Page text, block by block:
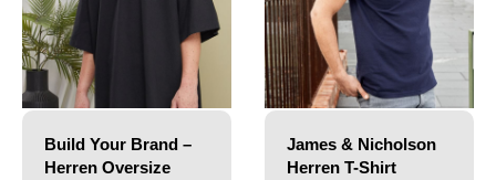
Build Your Brand –
Herren Oversize
James & Nicholson
Herren T-Shirt